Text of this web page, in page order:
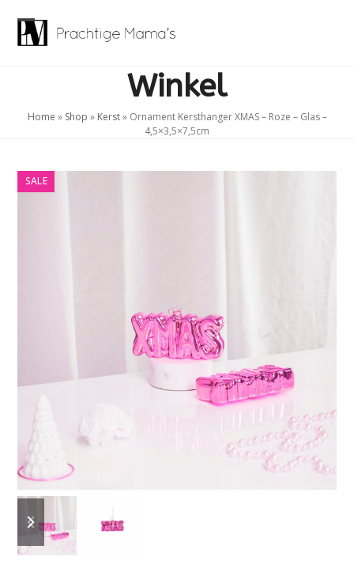
contentOpen
Close
Winkel
Home » Shop » Kerst» Ornament Kersthanger XMAS – Roze – Glas –
4,5×3,5×7,5cm
SALE
slide
slide